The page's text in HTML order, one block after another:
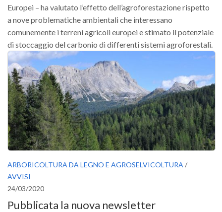
Europei – ha valutato l’effetto dell’agroforestazione rispetto
a nove problematiche ambientali che interessano
comunemente i terreni agricoli europei e stimato il potenziale
di stoccaggio del carbonio di differenti sistemi agroforestali.
ARBORICOLTURA DA LEGNO E AGROSELVICOLTURA /
AVVISI
24/03/2020
Pubblicata la nuova newsletter